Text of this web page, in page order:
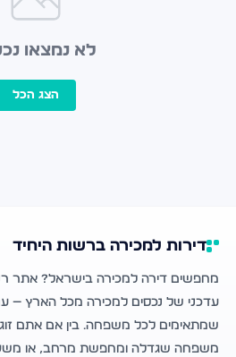
לא נמצאו
הצג הכל
דירות למכירה ברשות היחיד
מחפשים דירה למכירה בישראל? אתר
עדכני של נכסים למכירה מכל הארץ —
שמתאימים לכל משפחה. בין אם אתם
משפחה שגדלה ומחפשת מרחב, או